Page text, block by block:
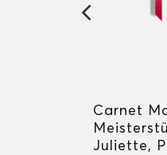
Carnet
Juliette,